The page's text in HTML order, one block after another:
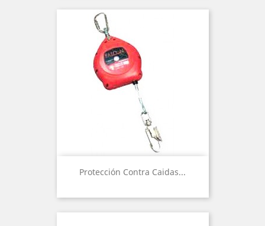
Protección Contra Caidas...